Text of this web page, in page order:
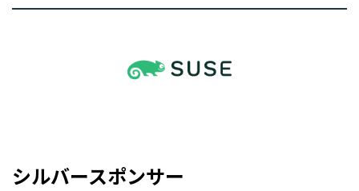
シルバースポンサー